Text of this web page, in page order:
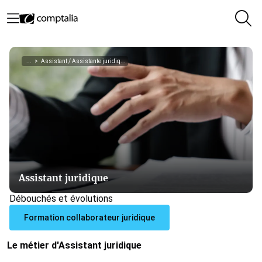
> Assistant / Assistante juridiq...
Assistant juridique
Débouchés et évolutions
Formation collaborateur juridique
Le métier d'Assistant juridique